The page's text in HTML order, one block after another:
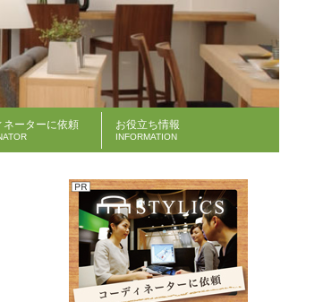
ネーターに依頼 お役立ち情報
INFORMATION